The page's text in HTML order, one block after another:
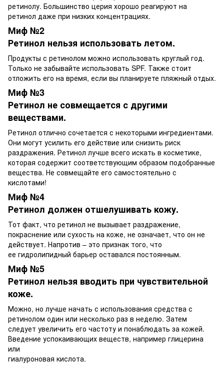
ретинолу. Большинство церия хорошо реагируют на
ретинол даже при низких концентрациях.
Миф №2
Ретинол нельзя использовать летом.
Продукты с ретинолом можно использовать круглый год.
Только не забывайте использовать SPF. Также стоит
отложить его на время, если вы планируете пляжный отдых.
Миф №3
Ретинол не совмещается с другими
веществами.
Ретинол отлично сочетается с некоторыми ингредиентами.
Они могут усилить его действие или снизить риск
раздражения. Ретинол лучше всего искать в косметике,
которая содержит соответствующим образом подобранные
вещества. Не совмещайте его самостоятельно с
кислотами!
Миф №4
Ретинол должен отшелушивать кожу.
Тот факт, что ретинол не вызывает раздражение,
покраснение или сухость на коже, не означает, что он не
действует. Напротив – это признак того, что
ее гидролипидный барьер оставался постоянным.
Миф №5
Ретинол нельзя вводить при чувствительной
коже.
Можно, но лучше начать с использования средства с
ретинолом один или несколько раз в неделю. Затем
следует увеличить его частоту и понаблюдать за кожей.
Введение успокаивающих веществ, например глицерина
или
гиалуроновая кислота.